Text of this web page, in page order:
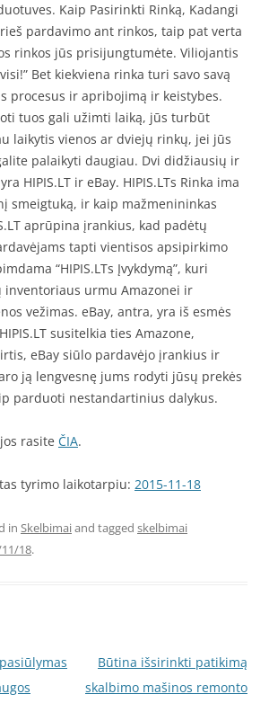
Kaip Pasirinkti Rinką, Kadangi
pardavimo ant rinkos, taip pat verta
rinkos jūs prisijungtumėte. Viliojantis
Bet kiekviena rinka turi savo savą
procesus ir apribojimą ir keistybes.
tuos gali užimti laiką, jūs turbūt
laikytis vienos ar dviejų rinkų, jei jūs
palaikyti daugiau. Dvi didžiausių ir
HIPIS.LT ir eBay. HIPIS.LTs Rinka ima
smeigtuką, ir kaip mažmenininkas
aprūpina įrankius, kad padėtų
tapti vientisos apsipirkimo
“HIPIS.LTs Įvykdymą”, kuri
inventoriaus urmu Amazonei ir
vežimas. eBay, antra, yra iš esmės
susitelkia ties Amazone,
eBay siūlo pardavėjo įrankius ir
ją lengvesnę jums rodyti jūsų prekės
parduoti nestandartinius dalykus.
rasite ČIA.
tyrimo laikotarpiu: 2015-11-18
in Skelbimaiand tagged skelbimai
18.
Būtina išsirinkti patikimą
skalbimo mašinos remonto